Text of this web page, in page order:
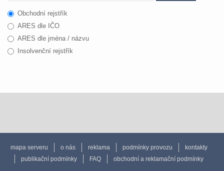
Obchodní rejstřík
ARES dle IČO
ARES dle jména / názvu
Insolvenční rejstřík
mapa serveru o nás reklama podmínky provozu
kontakty
publikační podmínky
FAQ obchodní a reklamační podmínky